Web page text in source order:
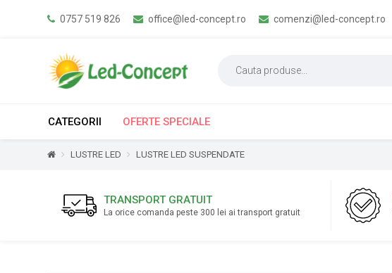
0757 519 826 office@led-concept.ro comenzi@led-concept.ro
CATEGORII OFERTE SPECIALE
LUSTRE LED LUSTRE LED SUSPENDATE
TRANSPORT GRATUIT
La orice comanda peste 300 lei ai transport gratuit